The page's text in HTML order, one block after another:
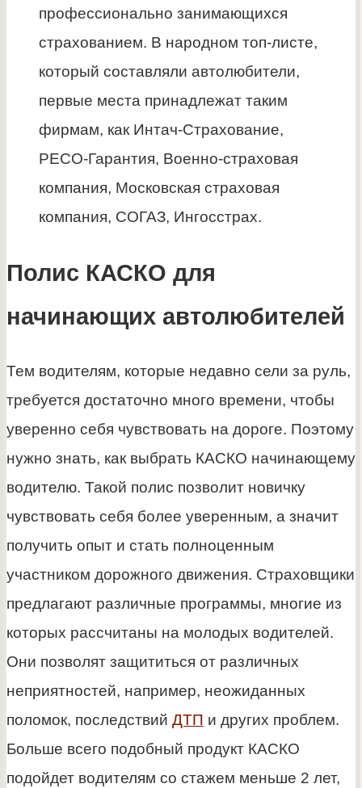
профессионально занимающихся
страхованием. В народном топ-листе,
который составляли автолюбители,
первые места принадлежат таким
фирмам, как Интач-Страхование,
РЕСО-Гарантия, Военно-страховая
компания, Московская страховая
компания, СОГАЗ, Ингосстрах.
Полис КАСКО для
начинающих автолюбителей
Тем водителям, которые недавно сели за руль,
требуется достаточно много времени, чтобы
уверенно себя чувствовать на дороге. Поэтому
нужно знать, как выбрать КАСКО начинающему
водителю. Такой полис позволит новичку
чувствовать себя более уверенным, а значит
получить опыт и стать полноценным
участником дорожного движения. Страховщики
предлагают различные программы, многие из
которых рассчитаны на молодых водителей.
Они позволят защититься от различных
неприятностей, например, неожиданных
поломок, последствий ДТП и других проблем.
Больше всего подобный продукт КАСКО
подойдет водителям со стажем меньше 2 лет,